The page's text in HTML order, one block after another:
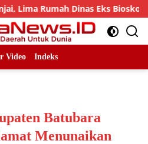
Dinas Eks Bioskop Ria
Video Indeks
Batubara
Menunaikan